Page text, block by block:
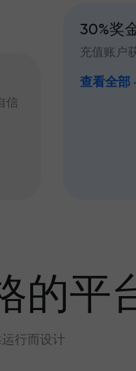
信
30%奖
充值账户
查看全部
的平
行而设计